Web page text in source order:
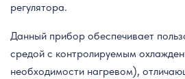
регулятора.
Данный прибор обеспечивает
средой с контролируемым
необходимости нагревом),